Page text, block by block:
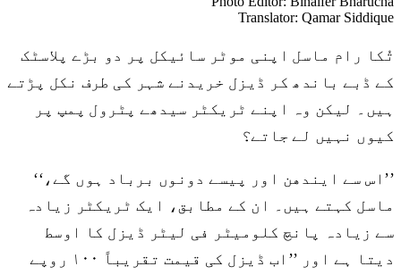
Translator: Qamar Siddique
تُکا رام ماسل اپنی موٹر سائیکل پر دو بڑے پلاسٹک
کے ڈبے باندھ کر ڈیزل خریدنے شہر کی طرف نکل پڑتے
ہیں۔ لیکن وہ اپنے ٹریکٹر سیدھے پٹرول پمپ پر
کیوں نہیں لے جاتے؟
’’اس سے ایندھن اور پیسے دونوں برباد ہوں گے،‘‘
ماسل کہتے ہیں۔ ان کے مطابق، ایک ٹریکٹر زیادہ
سے زیادہ پانچ کلومیٹر فی لیٹر ڈیزل کا اوسط
دیتا ہے اور ’’اب ڈیزل کی قیمت تقریباً ۱۰۰ روپے